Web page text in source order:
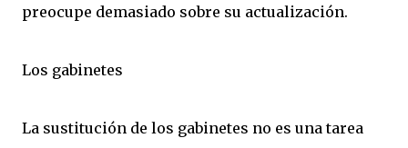
preocupe demasiado sobre su actualización.
Los gabinetes
La sustitución de los gabinetes no es una tarea